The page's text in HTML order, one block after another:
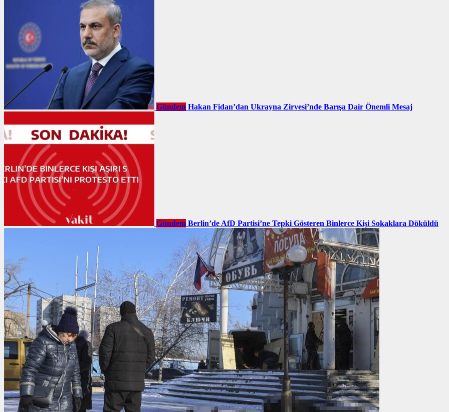
Gündem Hakan Fidan’dan Ukrayna Zirvesi’nde Barışa Dair Önemli Mesaj
Gündem Berlin’de AfD Partisi’ne Tepki Gösteren Binlerce Kişi Sokaklara Döküldü